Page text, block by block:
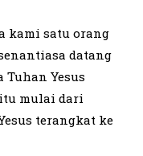
kami satu orang
datang
Yesus
mulai dari
terangkat ke